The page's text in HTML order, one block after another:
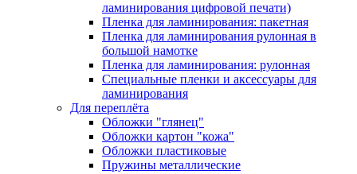
ламинирования цифровой печати)
Пленка для ламинирования: пакетная
Пленка для ламинирования рулонная в
большой намотке
Пленка для ламинирования: рулонная
Специальные пленки и аксессуары для
ламинирования
Для переплёта
Обложки "глянец"
Обложки картон "кожа"
Обложки пластиковые
Пружины металлические